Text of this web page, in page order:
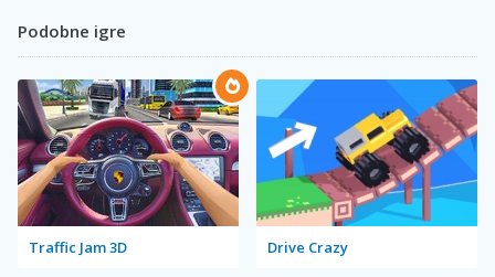
Podobne igre
Traffic Jam 3D Drive Crazy